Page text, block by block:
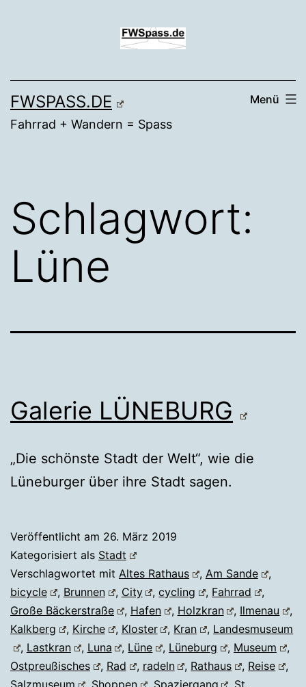
FWSPASS.DE
Fahrrad + Wandern = Spass
Menü
Schlagwort:
Lüne
Galerie LÜNEBURG
„Die schönste Stadt der Welt“, wie die
Lüneburger über ihre Stadt sagen.
Veröffentlicht am 26. März 2019
Kategorisiert als Stadt
Verschlagwortet mit Altes Rathaus , Am Sande
,
bicycle
, Brunnen , City ,cycling , Fahrrad
,
Große Bäckerstraße
, Hafen , Holzkran , Ilmenau
,
Kalkberg
, Kirche , Kloster , Kran , Landesmuseum
, Lastkran , Luna , Lüne , Lüneburg , Museum
,
Ostpreußisches
, Rad , radeln , Rathaus , Reise
,